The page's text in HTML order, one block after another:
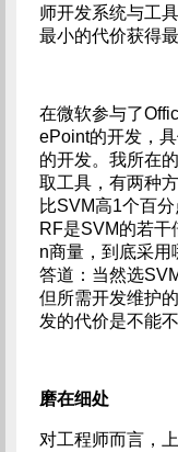
师开发系统与工
最小的代价获得
在微软参与了
ePoint的开发，
的开发。我所在
取工具，有两种
比SVM高1个百
RF是SVM的若
n商量，到底采用
答道：当然选
但所需开发维护
发的代价是不能
磨在细处
对工程师而言，